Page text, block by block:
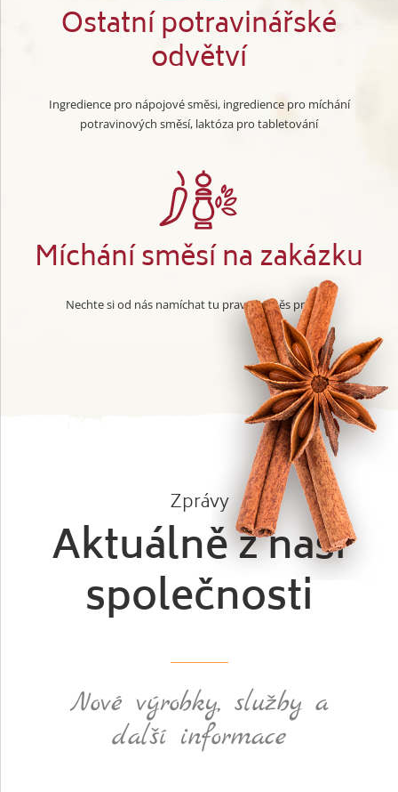
Ostatní potravinářské
odvětví
Ingredience pro nápojové směsi, ingredience pro míchání
potravinových směsí, laktóza pro tabletování
Míchání směsí na zakázku
Nechte si od nás namíchat tu pravou směs pro vás
Zprávy
Aktuálně z naší
společnosti
Nové výrobky, služby a
další informace